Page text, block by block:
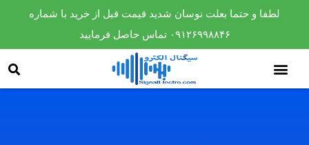
لطفا و حتما بعلت نوسان شدید قیمت قبل از خرید با شماره
۰۹۱۲۶۹۹۸۸۴۶ تماس حاصل فرمایید